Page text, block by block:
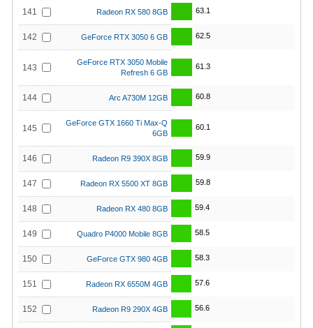
141 Radeon RX 580 8GB 63.1
142 GeForce RTX 3050 6 GB 62.5
143
GeForce RTX 3050 Mobile
Refresh 6 GB
61.3
144 Arc A730M 12GB 60.8
145
GeForce GTX 1660 Ti Max-Q
6GB
60.1
146 Radeon R9 390X 8GB 59.9
147 Radeon RX 5500 XT 8GB 59.8
148 Radeon RX 480 8GB 59.4
149 Quadro P4000 Mobile 8GB 58.5
150 GeForce GTX 980 4GB 58.3
151 Radeon RX 6550M 4GB 57.6
152 Radeon R9 290X 4GB 56.6